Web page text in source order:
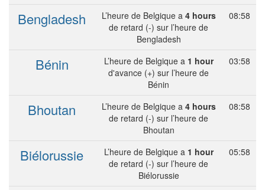
Bengladesh L’heure de Belgique a 4 hours
de retard (-) sur l’heure de
Bengladesh
08:58
Bénin L’heure de Belgique a 1 hour
d'avance (+) sur l’heure de
Bénin
03:58
Bhoutan L’heure de Belgique a 4 hours
de retard (-) sur l’heure de
Bhoutan
08:58
Biélorussie L’heure de Belgique a 1 hour
de retard (-) sur l’heure de
Biélorussie
05:58